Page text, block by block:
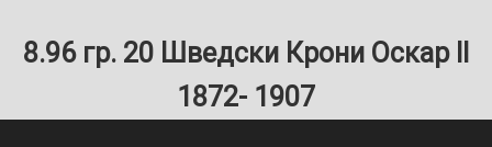
8.96 гр. 20 Шведски Крони Оскар II
1872- 1907